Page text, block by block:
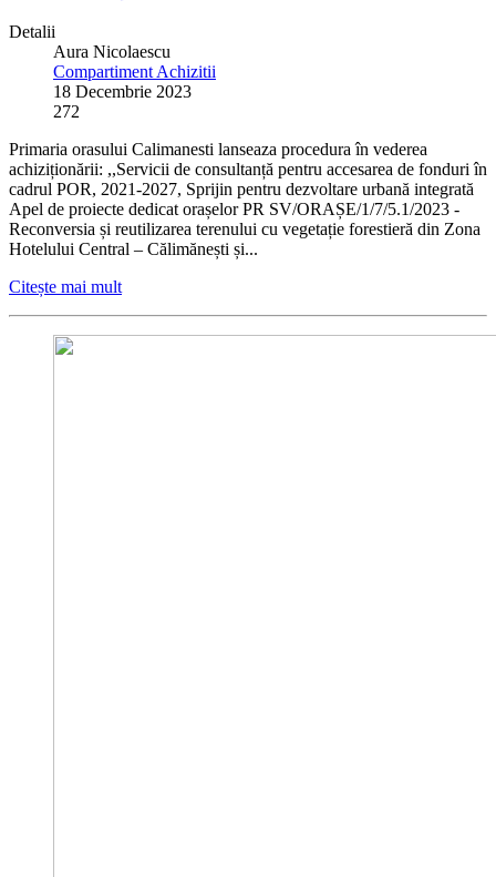
Detalii
Aura Nicolaescu
Compartiment Achizitii
18 Decembrie 2023
272
Primaria orasului Calimanesti lanseaza procedura în vederea
achiziționării: ,,Servicii de consultanță pentru accesarea de fonduri în
cadrul POR, 2021-2027, Sprijin pentru dezvoltare urbană integrată
Apel de proiecte dedicat orașelor PR SV/ORAȘE/1/7/5.1/2023 -
Reconversia și reutilizarea terenului cu vegetație forestieră din Zona
Hotelului Central – Călimănești și...
Citește mai mult